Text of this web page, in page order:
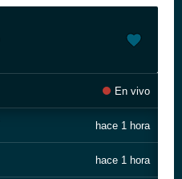
En vivo
hace 1 hora
hace 1 hora